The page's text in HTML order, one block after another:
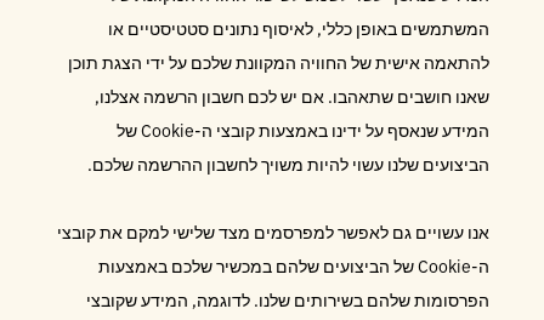
המשתמשים באופן כללי, לאיסוף נתונים סטטיסטיים או
להתאמה אישית של החוויה המקוונת שלכם על ידי הצגת תוכן
שאנו חושבים שתאהבו. אם יש לכם חשבון הרשמה אצלנו,
המידע שנאסף על ידינו באמצעות קובצי ה-Cookie של
הביצועים שלנו עשוי להיות משויך לחשבון ההרשמה שלכם.
אנו עשויים גם לאפשר למפרסמים מצד שלישי למקם את קובצי
ה-Cookie של הביצועים שלהם במכשיר שלכם באמצעות
הפרסומות שלהם בשירותים שלנו. לדוגמה, המידע שקובצי